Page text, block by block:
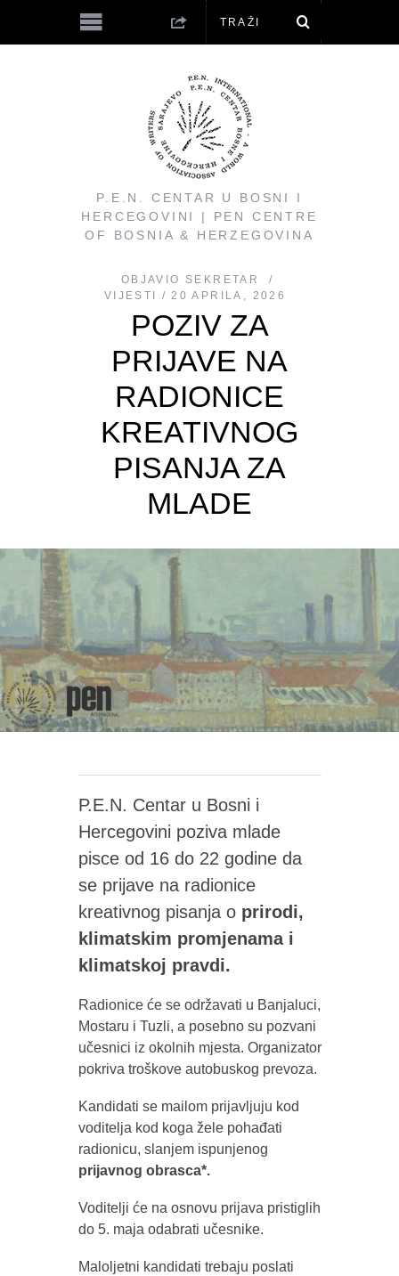
P.E.N. CENTAR U BOSNI I
HERCEGOVINI | PEN CENTRE
OF BOSNIA & HERZEGOVINA
OBJAVIO
SEKRETAR
VIJESTI
20 APRILA, 2026
POZIV ZA
PRIJAVE NA
RADIONICE
KREATIVNOG
PISANJA ZA
MLADE
P.E.N. Centar u Bosni i
Hercegovini poziva mlade
pisce od 16 do 22 godine da
se prijave na radionice
kreativnog pisanja o prirodi,
klimatskim promjenama i
klimatskoj pravdi.
Radionice će se održavati u Banjaluci,
Mostaru i Tuzli, a posebno su pozvani
učesnici iz okolnih mjesta. Organizator
pokriva troškove autobuskog prevoza.
Kandidati se mailom prijavljuju kod
voditelja kod koga žele pohađati
radionicu, slanjem ispunjenog
prijavnog obrasca*.
Voditelji će na osnovu prijava pristiglih
do 5. maja odabrati učesnike.
Maloljetni kandidati trebaju poslati